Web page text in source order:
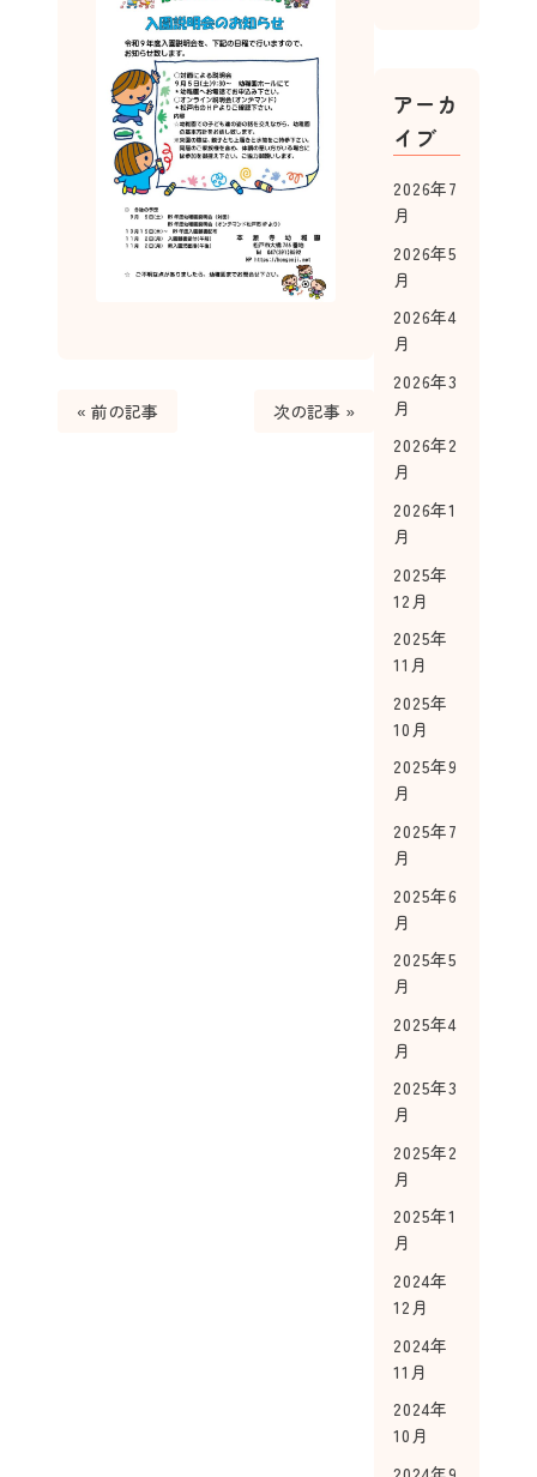
« 前の記事 次の記事 »
アーカ
イブ
2026年7
月
2026年5
月
2026年4
月
2026年3
月
2026年2
月
2026年1
月
2025年
12月
2025年
11月
2025年
10月
2025年9
月
2025年7
月
2025年6
月
2025年5
月
2025年4
月
2025年3
月
2025年2
月
2025年1
月
2024年
12月
2024年
11月
2024年
10月